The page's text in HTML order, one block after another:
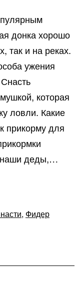
донка хорошо
так и на реках.
ужения
которая
ловли. Какие
прикорму для
наши деды,…
, Фидер